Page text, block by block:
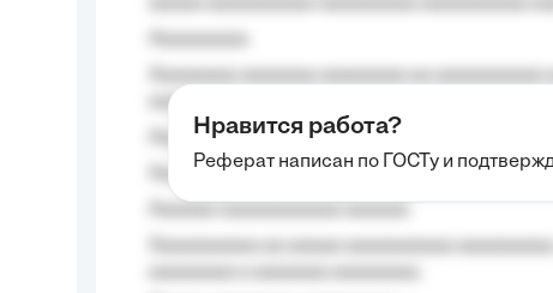
aaaa aaaa.
Aaaaaaaaa
Aaaaaaaaaa aa aaa aaaaaaaaa, a aaa
Нравится работа?
Реферат написан по ГОСТу и